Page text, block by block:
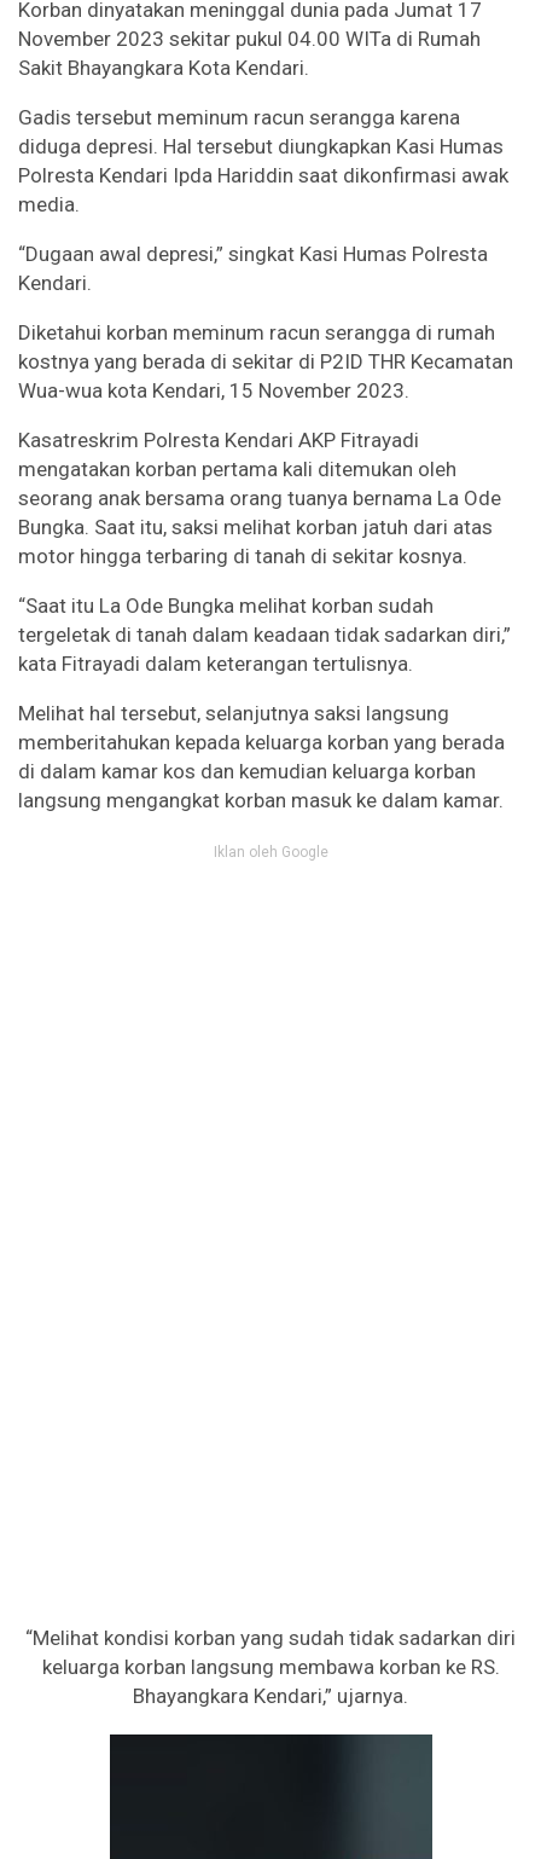
Korban dinyatakan meninggal dunia pada Jumat 17
November 2023 sekitar pukul 04.00 WITa di Rumah
Sakit Bhayangkara Kota Kendari.
Gadis tersebut meminum racun serangga karena
diduga depresi. Hal tersebut diungkapkan Kasi Humas
Polresta Kendari Ipda Hariddin saat dikonfirmasi awak
media.
“Dugaan awal depresi,” singkat Kasi Humas Polresta
Kendari.
Diketahui korban meminum racun serangga di rumah
kostnya yang berada di sekitar di P2ID THR Kecamatan
Wua-wua kota Kendari, 15 November 2023.
Kasatreskrim Polresta Kendari AKP Fitrayadi
mengatakan korban pertama kali ditemukan oleh
seorang anak bersama orang tuanya bernama La Ode
Bungka. Saat itu, saksi melihat korban jatuh dari atas
motor hingga terbaring di tanah di sekitar kosnya.
“Saat itu La Ode Bungka melihat korban sudah
tergeletak di tanah dalam keadaan tidak sadarkan diri,”
kata Fitrayadi dalam keterangan tertulisnya.
Melihat hal tersebut, selanjutnya saksi langsung
memberitahukan kepada keluarga korban yang berada
di dalam kamar kos dan kemudian keluarga korban
langsung mengangkat korban masuk ke dalam kamar.
Iklan oleh Google
“Melihat kondisi korban yang sudah tidak sadarkan diri
keluarga korban langsung membawa korban ke RS.
Bhayangkara Kendari,” ujarnya.